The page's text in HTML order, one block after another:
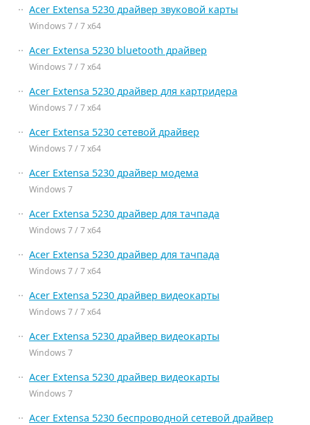
Acer Extensa 5230 драйвер звуковой карты
Windows 7 / 7 x64
Acer Extensa 5230 bluetooth драйвер
Windows 7 / 7 x64
Acer Extensa 5230 драйвер для картридера
Windows 7 / 7 x64
Acer Extensa 5230 сетевой драйвер
Windows 7 / 7 x64
Acer Extensa 5230 драйвер модема
Windows 7
Acer Extensa 5230 драйвер для тачпада
Windows 7 / 7 x64
Acer Extensa 5230 драйвер для тачпада
Windows 7 / 7 x64
Acer Extensa 5230 драйвер видеокарты
Windows 7 / 7 x64
Acer Extensa 5230 драйвер видеокарты
Windows 7
Acer Extensa 5230 драйвер видеокарты
Windows 7
Acer Extensa 5230 беспроводной сетевой драйвер